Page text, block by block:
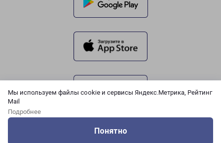
Мы используем файлы cookie и сервисы Яндекс.Метрика, Рейтинг
Mail
Подробнее
Понятно